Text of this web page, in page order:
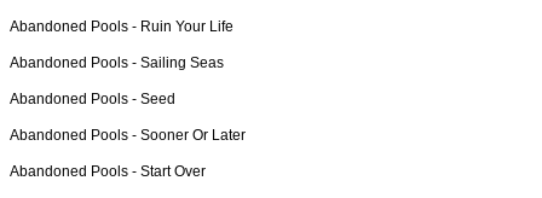
Abandoned Pools - Ruin Your Life
Abandoned Pools - Sailing Seas
Abandoned Pools - Seed
Abandoned Pools - Sooner Or Later
Abandoned Pools - Start Over